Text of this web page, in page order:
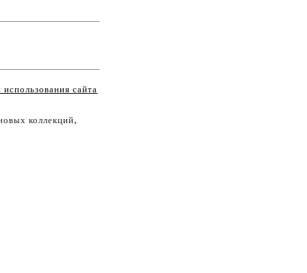
использования сайта
коллекций,